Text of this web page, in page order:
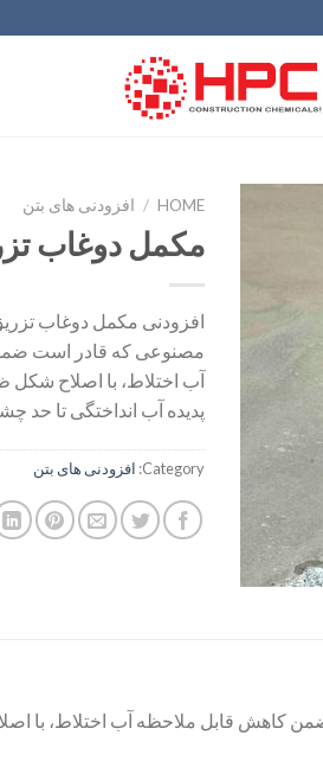
علاقه
HOME
/ افزودنی های بتن
مکمل دوغاب
افزودنی مکمل دوغاب
مصنوعی که قادر است
آب اختلاط، با اصلاح شکل
پدیده آب انداختگی تا حد
Category: افزودنی های بتن
کاهش قابل ملاحظه آب اختلاط، با